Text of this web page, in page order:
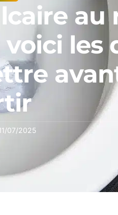
au
les
avant
07/2025